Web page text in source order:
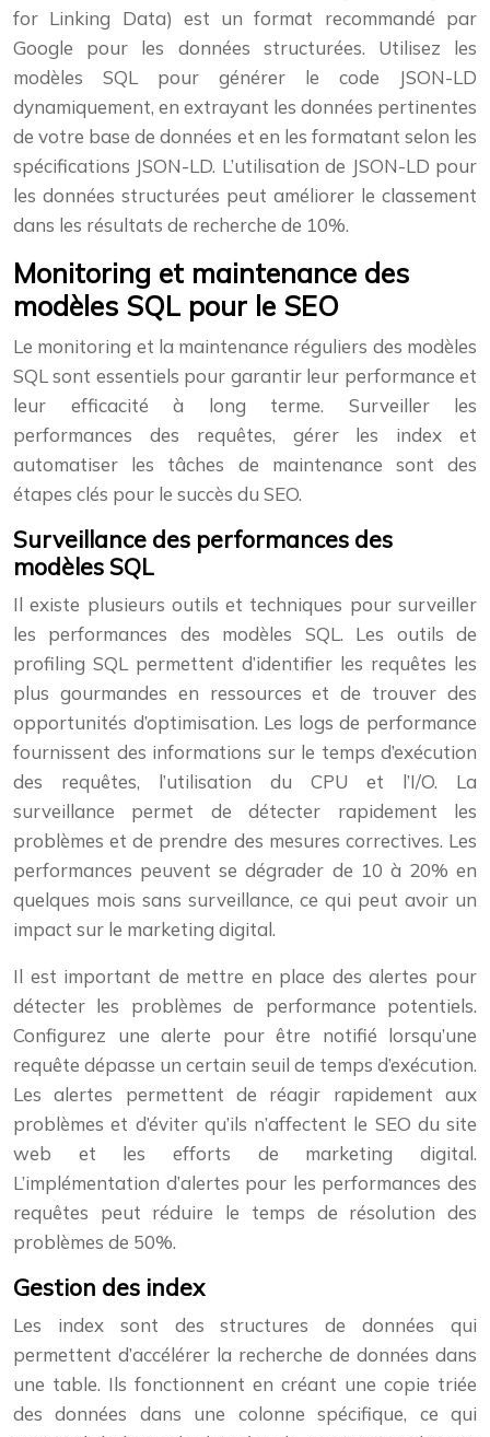
for Linking Data) est un format recommandé par
Google pour les données structurées. Utilisez les
modèles SQL pour générer le code JSON-LD
dynamiquement, en extrayant les données pertinentes
de votre base de données et en les formatant selon les
spécifications JSON-LD. L’utilisation de JSON-LD pour
les données structurées peut améliorer le classement
dans les résultats de recherche de 10%.
Monitoring et maintenance des
modèles SQL pour le SEO
Le monitoring et la maintenance réguliers des modèles
SQL sont essentiels pour garantir leur performance et
leur efficacité à long terme. Surveiller les
performances des requêtes, gérer les index et
automatiser les tâches de maintenance sont des
étapes clés pour le succès du SEO.
Surveillance des performances des
modèles SQL
Il existe plusieurs outils et techniques pour surveiller
les performances des modèles SQL. Les outils de
profiling SQL permettent d’identifier les requêtes les
plus gourmandes en ressources et de trouver des
opportunités d’optimisation. Les logs de performance
fournissent des informations sur le temps d’exécution
des requêtes, l’utilisation du CPU et l’I/O. La
surveillance permet de détecter rapidement les
problèmes et de prendre des mesures correctives. Les
performances peuvent se dégrader de 10 à 20% en
quelques mois sans surveillance, ce qui peut avoir un
impact sur le marketing digital.
Il est important de mettre en place des alertes pour
détecter les problèmes de performance potentiels.
Configurez une alerte pour être notifié lorsqu’une
requête dépasse un certain seuil de temps d’exécution.
Les alertes permettent de réagir rapidement aux
problèmes et d’éviter qu’ils n’affectent le SEO du site
web et les efforts de marketing digital.
L’implémentation d’alertes pour les performances des
requêtes peut réduire le temps de résolution des
problèmes de 50%.
Gestion des index
Les index sont des structures de données qui
permettent d’accélérer la recherche de données dans
une table. Ils fonctionnent en créant une copie triée
des données dans une colonne spécifique, ce qui